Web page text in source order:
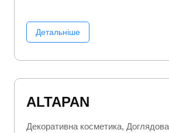
Детальніше
ALTAPAN
Декоративна косметика